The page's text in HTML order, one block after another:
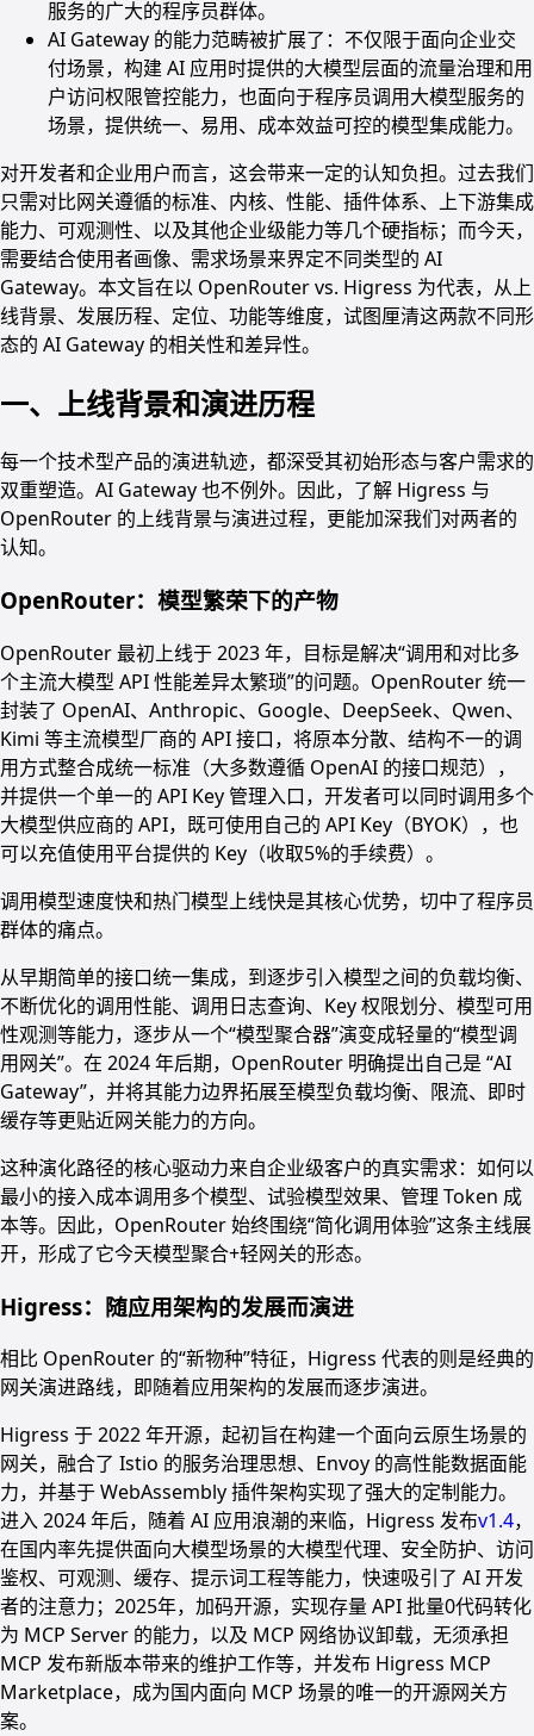
服务的广大的程序员群体。
AI Gateway 的能力范畴被扩展了：不仅限于面向企业交
付场景，构建 AI 应用时提供的大模型层面的流量治理和用
户访问权限管控能力，也面向于程序员调用大模型服务的
场景，提供统一、易用、成本效益可控的模型集成能力。
对开发者和企业用户而言，这会带来一定的认知负担。过去我们
只需对比网关遵循的标准、内核、性能、插件体系、上下游集成
能力、可观测性、以及其他企业级能力等几个硬指标；而今天，
需要结合使用者画像、需求场景来界定不同类型的 AI
Gateway。本文旨在以 OpenRouter vs. Higress 为代表，从上
线背景、发展历程、定位、功能等维度，试图厘清这两款不同形
态的 AI Gateway 的相关性和差异性。
一、上线背景和演进历程
每一个技术型产品的演进轨迹，都深受其初始形态与客户需求的
双重塑造。AI Gateway 也不例外。因此，了解 Higress 与
OpenRouter 的上线背景与演进过程，更能加深我们对两者的
认知。
OpenRouter：模型繁荣下的产物
OpenRouter 最初上线于 2023 年，目标是解决“调用和对比多
个主流大模型 API 性能差异太繁琐”的问题。OpenRouter 统一
封装了 OpenAI、Anthropic、Google、DeepSeek、Qwen、
Kimi 等主流模型厂商的 API 接口，将原本分散、结构不一的调
用方式整合成统一标准（大多数遵循 OpenAI 的接口规范），
并提供一个单一的 API Key 管理入口，开发者可以同时调用多个
大模型供应商的 API，既可使用自己的 API Key（BYOK），也
可以充值使用平台提供的 Key（收取5%的手续费）。
调用模型速度快和热门模型上线快是其核心优势，切中了程序员
群体的痛点。
从早期简单的接口统一集成，到逐步引入模型之间的负载均衡、
不断优化的调用性能、调用日志查询、Key 权限划分、模型可用
性观测等能力，逐步从一个“模型聚合器”演变成轻量的“模型调
用网关”。在 2024 年后期，OpenRouter 明确提出自己是 “AI
Gateway”，并将其能力边界拓展至模型负载均衡、限流、即时
缓存等更贴近网关能力的方向。
这种演化路径的核心驱动力来自企业级客户的真实需求：如何以
最小的接入成本调用多个模型、试验模型效果、管理 Token 成
本等。因此，OpenRouter 始终围绕“简化调用体验”这条主线展
开，形成了它今天模型聚合+轻网关的形态。
Higress：随应用架构的发展而演进
相比 OpenRouter 的“新物种”特征，Higress 代表的则是经典的
网关演进路线，即随着应用架构的发展而逐步演进。
Higress 于 2022 年开源，起初旨在构建一个面向云原生场景的
网关，融合了 Istio 的服务治理思想、Envoy 的高性能数据面能
力，并基于 WebAssembly 插件架构实现了强大的定制能力。
进入 2024 年后，随着 AI 应用浪潮的来临，Higress 发布v1.4，
在国内率先提供面向大模型场景的大模型代理、安全防护、访问
鉴权、可观测、缓存、提示词工程等能力，快速吸引了 AI 开发
者的注意力；2025年，加码开源，实现存量 API 批量0代码转化
为 MCP Server 的能力，以及 MCP 网络协议卸载，无须承担
MCP 发布新版本带来的维护工作等，并发布 Higress MCP
Marketplace，成为国内面向 MCP 场景的唯一的开源网关方
案。